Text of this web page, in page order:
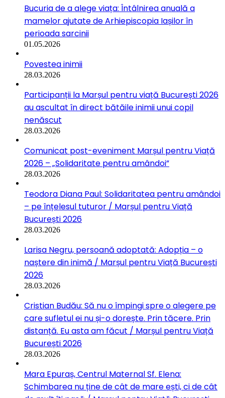
Bucuria de a alege viața: Întâlnirea anuală a
mamelor ajutate de Arhiepiscopia Iașilor în
perioada sarcinii
01.05.2026
Povestea inimii
28.03.2026
Participanții la Marșul pentru viață București 2026
au ascultat în direct bătăile inimii unui copil
nenăscut
28.03.2026
Comunicat post-eveniment Marșul pentru Viață
2026 – „Solidaritate pentru amândoi”
28.03.2026
Teodora Diana Paul: Solidaritatea pentru amândoi
– pe înțelesul tuturor / Marșul pentru Viață
București 2026
28.03.2026
Larisa Negru, persoană adoptată: Adopția – o
naștere din inimă / Marșul pentru Viață București
2026
28.03.2026
Cristian Budău: Să nu o împingi spre o alegere pe
care sufletul ei nu și-o dorește. Prin tăcere. Prin
distanță. Eu asta am făcut / Marșul pentru Viață
București 2026
28.03.2026
Mara Epuraș, Centrul Maternal Sf. Elena:
Schimbarea nu ține de cât de mare ești, ci de cât